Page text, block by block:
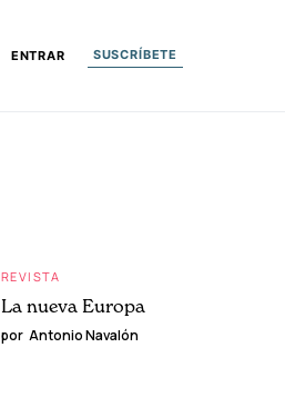
ENTRAR SUSCRÍBETE
REVISTA
La nueva Europa
por Antonio Navalón